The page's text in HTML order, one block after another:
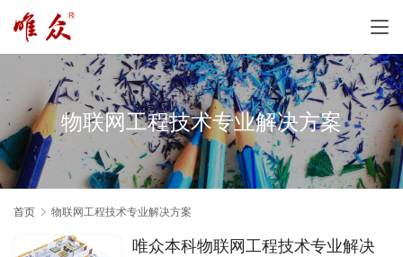
物联网工程技术专业解决方案
首页 物联网工程技术专业解决方案
唯众本科物联网工程技术专业解决